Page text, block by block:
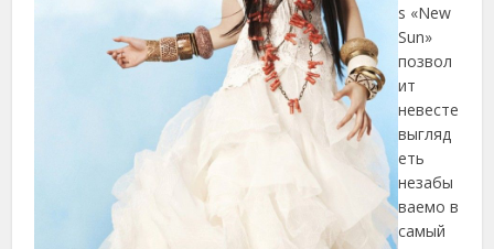
s «New
Sun»
позвол
ит
невесте
выгляд
еть
незабы
ваемо в
самый